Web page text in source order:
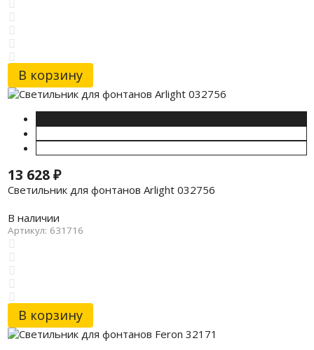
В корзину
13 628₽
Светильник для фонтанов Arlight 032756
В наличии
Артикул: 631716
В корзину